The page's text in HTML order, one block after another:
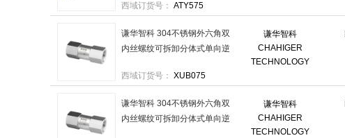
西域订货号： ATY575
谦华智科
CHAHIGER
TECHNOLOGY
谦华智科 304不锈钢外六角双
内丝螺纹可拆卸分体式单向逆
内丝NPT6分 售卖规格：1个
西域订货号： XUB075
谦华智科
CHAHIGER
TECHNOLOGY
谦华智科 304不锈钢外六角双
内丝螺纹可拆卸分体式单向逆